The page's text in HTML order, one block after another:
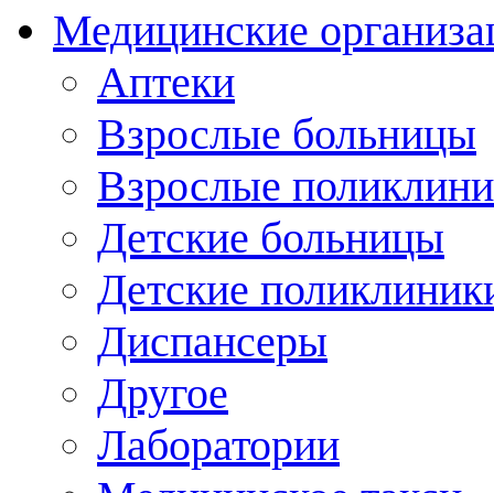
Медицинские
Аптеки
Взрослые больницы
Взрослые
Детские больницы
Детские
Диспансеры
Другое
Лаборатории